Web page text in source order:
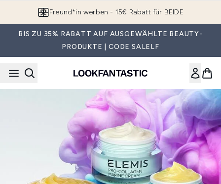
Freund*in werben - 15€ Rabatt für BEIDE
BIS ZU 35% RABATT AUF AUSGEWÄHLTE BEAUTY-
PRODUKTE | CODE SALELF